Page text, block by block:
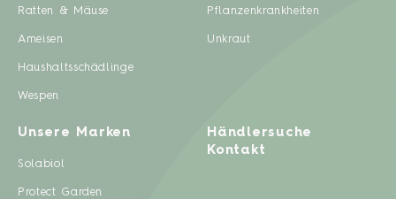
Ratten & Mäuse
Ameisen
Haushaltsschädlinge
Wespen
Pflanzenkrankheiten
Unkraut
Unsere Marken
Solabiol
Protect Garden
Händlersuche
Kontakt